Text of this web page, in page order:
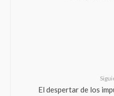
El despertar de los